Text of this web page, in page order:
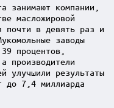
занимают компании,
масложировой
почти в девять раз и
заводы
процентов,
производители
улучшили результаты
до 7,4 миллиарда